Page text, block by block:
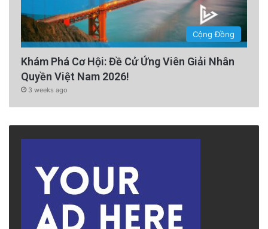
Cộng Đồng
Khám Phá Cơ Hội: Đề Cử Ứng Viên Giải Nhân
Quyền Việt Nam 2026!
3 weeks ago